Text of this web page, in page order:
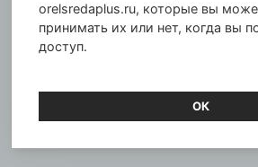
информационных технологий и
коммуникаций по Орловской
Главный редактор: Татьяна
orelsredaplus.ru, которые вы
принимать их или нет, когда вы
доступ.
ОК